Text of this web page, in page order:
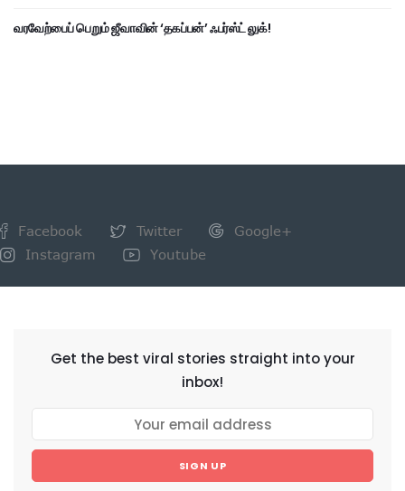
வரவேற்பைப் பெறும் ஜீவாவின் ‘தகப்பன்’ ஃபர்ஸ்ட் லுக்!
Facebook Twitter
Google+
Instagram
Youtube
Get the best viral stories straight into your
inbox!
SIGN UP